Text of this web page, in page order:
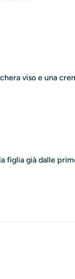
viso e una
figlia già dalle